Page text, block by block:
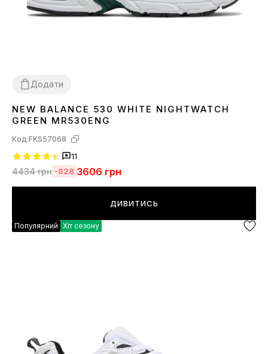
Додати
3637 3839414244 45
NEW BALANCE 530 WHITE NIGHTWATCH
GREEN MR530ENG
Код:FKS57068
11
4434грн -828 3606 грн
ДИВИТИСЬ
Популярний Хіт сезону